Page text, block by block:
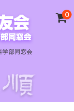
学部同窓会
0